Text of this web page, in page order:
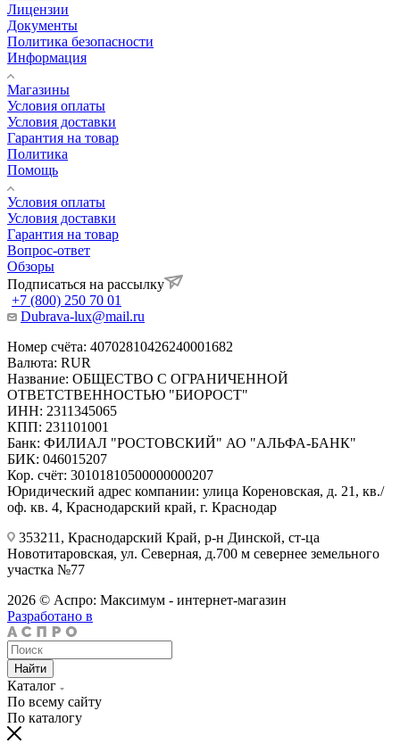
Лицензии
Документы
Политика безопасности
Информация
Магазины
Условия оплаты
Условия доставки
Гарантия на товар
Политика
Помощь
Условия оплаты
Условия доставки
Гарантия на товар
Вопрос-ответ
Обзоры
Подписаться на рассылку
+7 (800) 250 70 01
Dubrava-lux@mail.ru
Номер счёта: 40702810426240001682
Валюта: RUR
Название: ОБЩЕСТВО С ОГРАНИЧЕННОЙ
ОТВЕТСТВЕННОСТЬЮ "БИОРОСТ"
ИНН: 2311345065
КПП: 231101001
Банк: ФИЛИАЛ "РОСТОВСКИЙ" АО "АЛЬФА-БАНК"
БИК: 046015207
Кор. счёт: 30101810500000000207
Юридический адрес компании: улица Кореновская, д. 21, кв./
оф. кв. 4, Краснодарский край, г. Краснодар
353211, Краснодарский Край, р-н Динской, ст-ца
Новотитаровская, ул. Северная, д.700 м севернее земельного
участка №77
2026 © Аспро: Максимум - интернет-магазин
Разработано в
Найти
Каталог
По всему сайту
По каталогу